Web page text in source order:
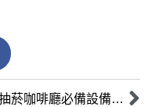
室內抽菸咖啡廳必備設備TOP 5，讓您的店面更具吸引力！